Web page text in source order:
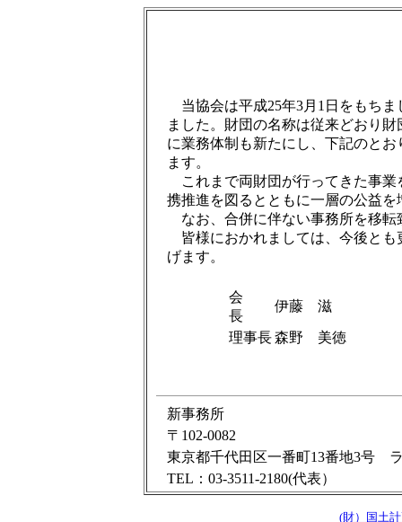
当協会は平成25年3月1日をもち
ました。財団の名称は従来どおり
に業務体制も新たにし、下記のと
ます。
これまで両財団が行ってきた事業
携推進を図るとともに一層の公益
なお、合併に伴ない事務所を移転
皆様におかれましては、今後とも
げます。
会
長
伊藤 滋
理事長森野 美徳
新事務所
〒102-0082
東京都千代田区一番町13番地3号
TEL：03-3511-2180(代表）
(財）国土